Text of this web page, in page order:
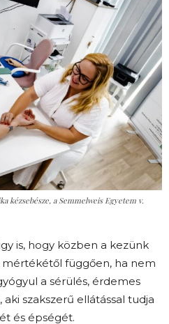
kézsebésze, a Semmelweis Egyetem v.
is, hogy közben a kezünk
függően, ha nem
a sérülés, érdemes
szakszerű ellátással tudja
és épségét.